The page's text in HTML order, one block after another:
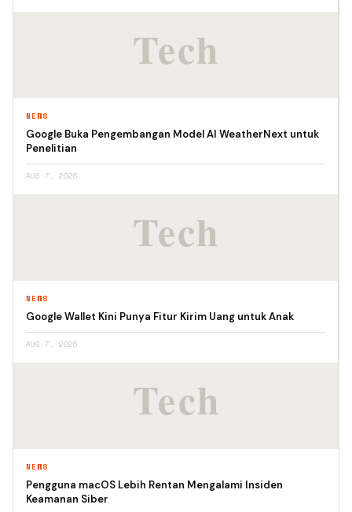
NEWS
Google Buka Pengembangan Model AI WeatherNext untuk
Penelitian
AUG 7, 2026
NEWS
Google Wallet Kini Punya Fitur Kirim Uang untuk Anak
AUG 7, 2026
NEWS
Pengguna macOS Lebih Rentan Mengalami Insiden
Keamanan Siber